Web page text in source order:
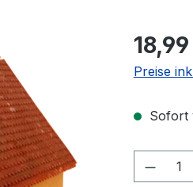
Preise
Sofort